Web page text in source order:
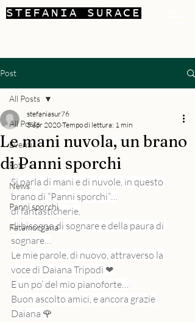
STEFANIA SURACE
Post
All Posts
Eventi
Foto
News
Panni sporchi
Fatamorgana
All Posts
Le mani nuvola, un brano
di Panni sporchi
stefaniasur76
5 apr 2020Tempo di lettura: 1 min
Si parla di mani e di nuvole, in questo
brano di “Panni sporchi”…
di fantasticherie,
di bisogno di sognare e della paura di
sognare…
Le mie parole, di nuovo, attraverso la
voce di Daiana Tripodi ❤
E un po’ del mio pianoforte…
Buon ascolto amici, e ancora grazie
Daiana 🌹